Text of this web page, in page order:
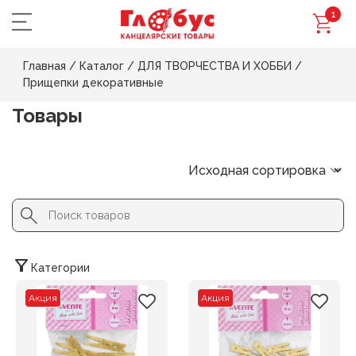
1
Главная / Каталог / ДЛЯ ТВОРЧЕСТВА И ХОББИ /
Прищепки декоративные
Товары
Search
for:
Button
Категории
Акция Акция